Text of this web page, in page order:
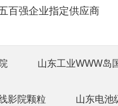
百强企业指定供应商
山东工业WWW岛
影院颗粒 山东电池